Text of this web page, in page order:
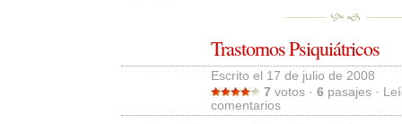
Trastornos Psiquiátricos
Escrito el 17 de julio de 2008
7 votos · 6 pasajes ·
comentarios